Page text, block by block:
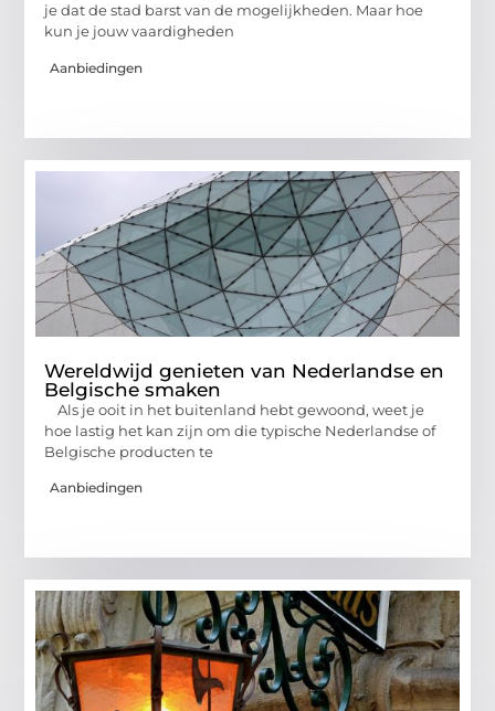
je dat de stad barst van de mogelijkheden. Maar hoe
kun je jouw vaardigheden
Aanbiedingen
Wereldwijd genieten van Nederlandse en
Belgische smaken
Als je ooit in het buitenland hebt gewoond, weet je
hoe lastig het kan zijn om die typische Nederlandse of
Belgische producten te
Aanbiedingen